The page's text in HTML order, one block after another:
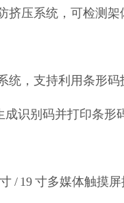
挤压系统，可检测
统，支持利用条形
识别码并打印条
寸 / 19 寸多媒体触